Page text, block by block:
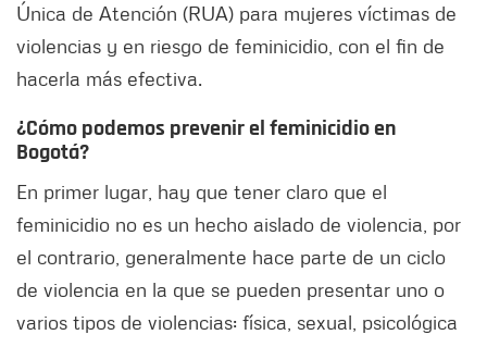
Única de Atención (RUA) para mujeres víctimas de
violencias y en riesgo de feminicidio, con el fin de
hacerla más efectiva.
¿Cómo podemos prevenir el feminicidio en
Bogotá?
En primer lugar, hay que tener claro que el
feminicidio no es un hecho aislado de violencia, por
el contrario, generalmente hace parte de un ciclo
de violencia en la que se pueden presentar uno o
varios tipos de violencias: física, sexual, psicológica